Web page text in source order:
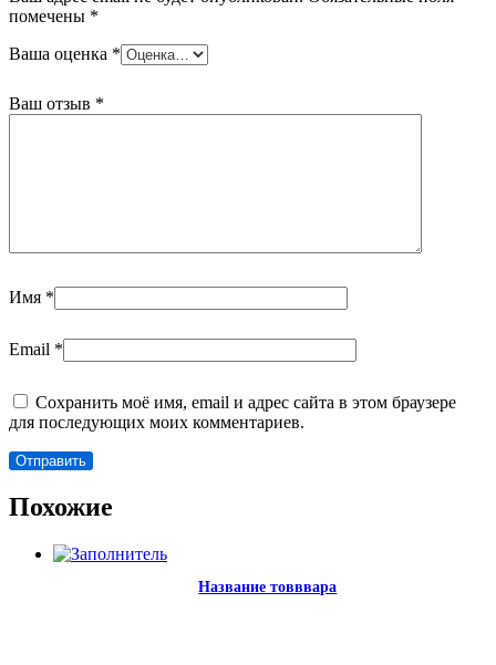
помечены *
Ваша оценка *
Ваш отзыв *
Имя *
Email *
Сохранить моё имя, email и адрес сайта в этом браузере
для последующих моих комментариев.
Похожие
Название товввара